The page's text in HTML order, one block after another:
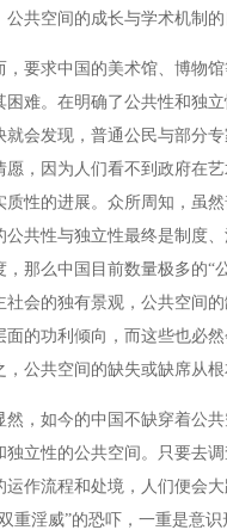
公共空间的成长与学术机制
，要求中国的美术馆、博物
困难。在明确了公共性和独
就会发现，普通公民与部分
愿，因为人们看不到政府在
质性的进展。众所周知，虽
公共性与独立性最终是制度
，那么中国目前数量极多的“
社会的独有景观，公共空间
面的功利倾向，而这些也必
，公共空间的缺失或缺席从
然，如今的中国不缺穿着公
独立性的公共空间。只要去
运作流程和处境，人们便会
重淫威”的恐吓，一重是意